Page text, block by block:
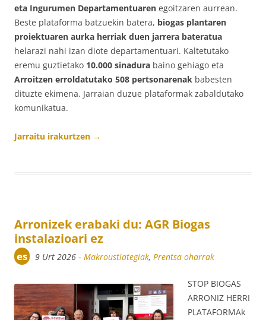
eta Ingurumen Departamentuaren egoitzaren aurrean.
Beste plataforma batzuekin batera, biogas plantaren
proiektuaren aurka herriak duen jarrera bateratua
helarazi nahi izan diote departamentuari. Kaltetutako
eremu guztietako 10.000 sinadura baino gehiago eta
Arroitzen erroldatutako 508 pertsonarenak babesten
dituzte ekimena. Jarraian duzue plataformak zabaldutako
komunikatua.
Jarraitu irakurtzen →
Arronizek erabaki du: AGR Biogas
instalazioari ez
es 9 Urt 2026 -Makroustiategiak,Prentsa oharrak
STOP BIOGAS
ARRONIZ HERRI
PLATAFORMAk